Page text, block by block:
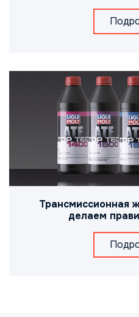
Трансмиссионная
делаем